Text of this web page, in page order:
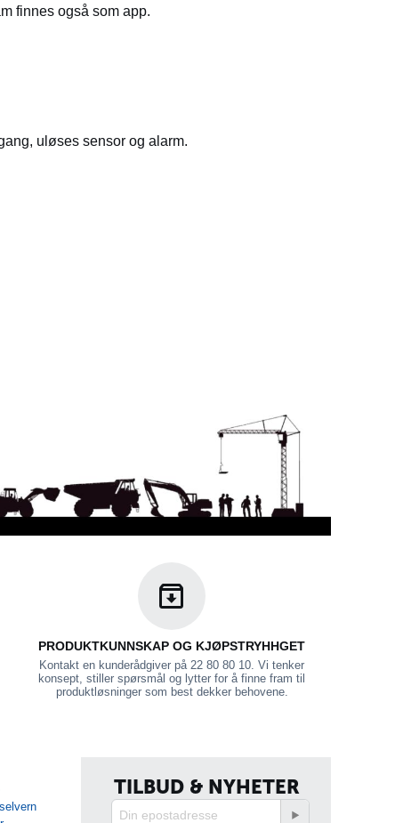
finnes også som app.
uløses sensor og alarm.
PRODUKTKUNNSKAP OG KJØPSTRYHHGET
Kontakt en kunderådgiver på 22 80 80 10. Vi tenker
konsept, stiller spørsmål og lytter for å finne fram til
produktløsninger som best dekker behovene.
TILBUD & NYHETER